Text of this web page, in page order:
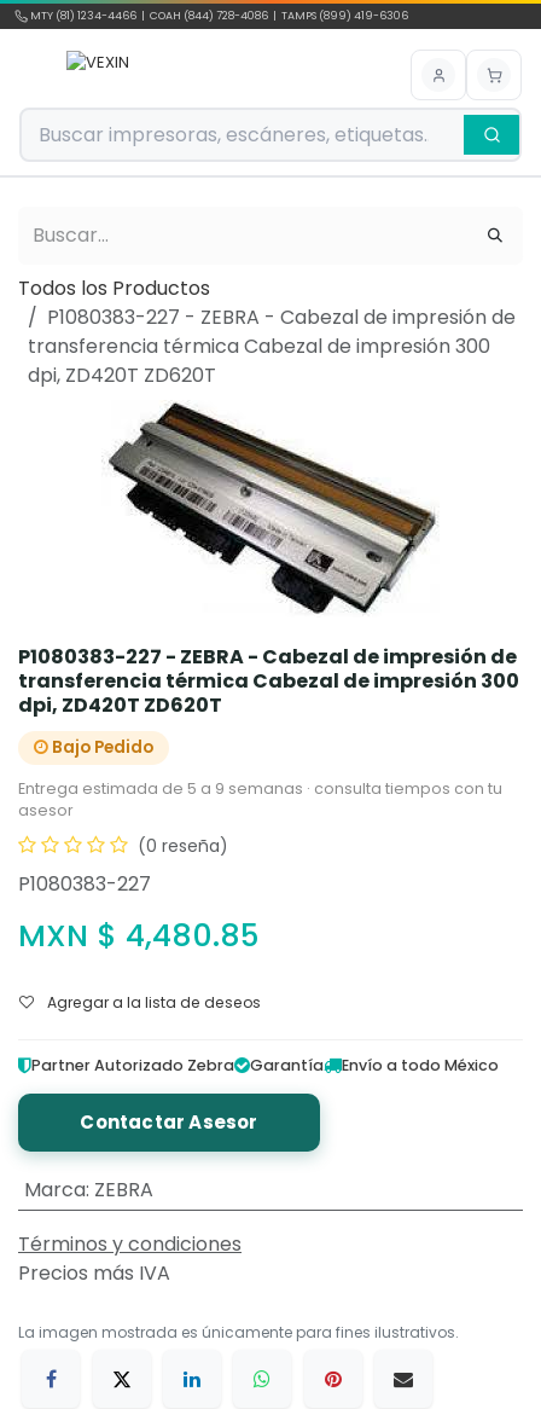
Ir al contenido
MTY (81) 1234-4466 | COAH (844) 728-4086 | TAMPS (899) 419-6306
Todos los Productos
P1080383-227 - ZEBRA - Cabezal de impresión de
transferencia térmica Cabezal de impresión 300
dpi, ZD420T ZD620T
P1080383-227 - ZEBRA - Cabezal de impresión de
transferencia térmica Cabezal de impresión 300
dpi, ZD420T ZD620T
Bajo Pedido
Entrega estimada de 5 a 9 semanas · consulta tiempos con tu
asesor
(0 reseña)
P1080383-227
MXN $ 4,480.85
Agregar a la lista de deseos
Partner Autorizado Zebra Garantía Envío a todo México
Contactar Asesor
Marca: ZEBRA
Términos y condiciones
Precios más IVA
La imagen mostrada es únicamente para fines ilustrativos.